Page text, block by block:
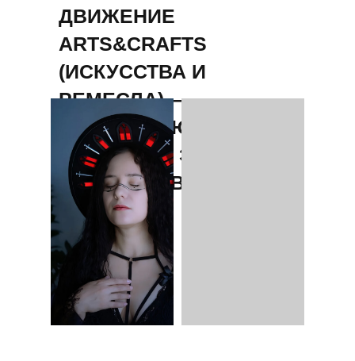
ДВИЖЕНИЕ
ARTS&CRAFTS
(ИСКУССТВА И
РЕМЕСЛА) —
ОПРЕДЕЛЯЮЩЕЕ
ВАЖНОСТЬ ЭСТЕТИКИ
ПРЕДМЕТОВ БЫТА